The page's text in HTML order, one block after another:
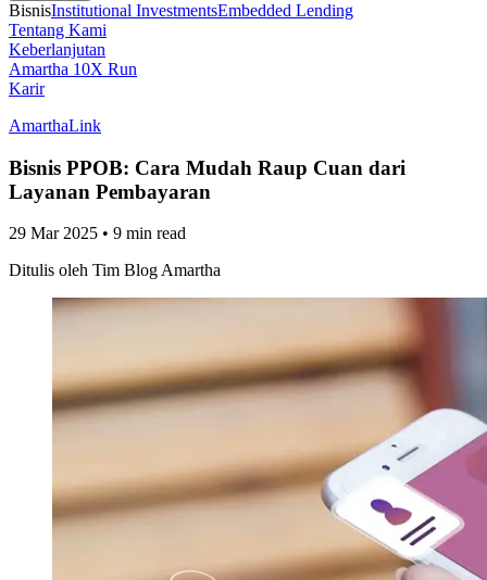
BisnisInstitutional InvestmentsEmbedded Lending
Tentang Kami
Keberlanjutan
Amartha 10X Run
Karir
AmarthaLink
Bisnis PPOB: Cara Mudah Raup Cuan dari
Layanan Pembayaran
29 Mar 2025 • 9 min read
Ditulis oleh Tim Blog Amartha